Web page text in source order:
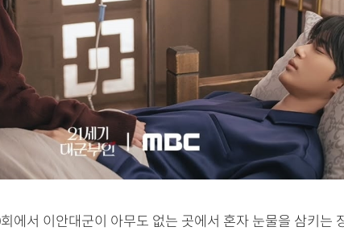
에서 이안대군이 아무도 없는 곳에서 혼자 눈물을 삼키는